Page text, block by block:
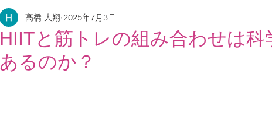
HIITと筋トレの組み合わせは
あるのか？
髙橋 大翔 2025年7月3日